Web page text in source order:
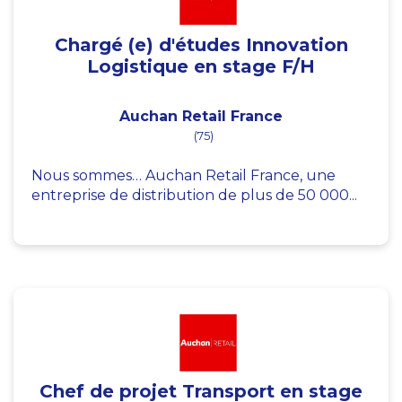
Chargé (e) d'études Innovation
Logistique en stage F/H
Auchan Retail France
(75)
Nous sommes… Auchan Retail France, une
entreprise de distribution de plus de 50 000...
Chef de projet Transport en stage